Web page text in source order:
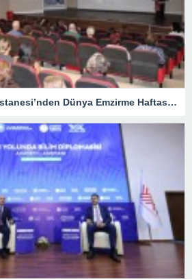
Lüleburgaz Devlet Hastanesi’nden Dünya Emzirme Haftası Katılımı